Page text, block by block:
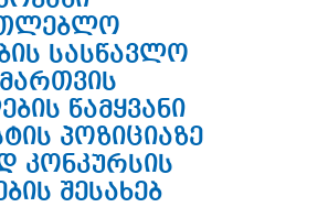
სასწავლო
წამყვანი
პოზიციაზე
კონკურსის
შესახებ